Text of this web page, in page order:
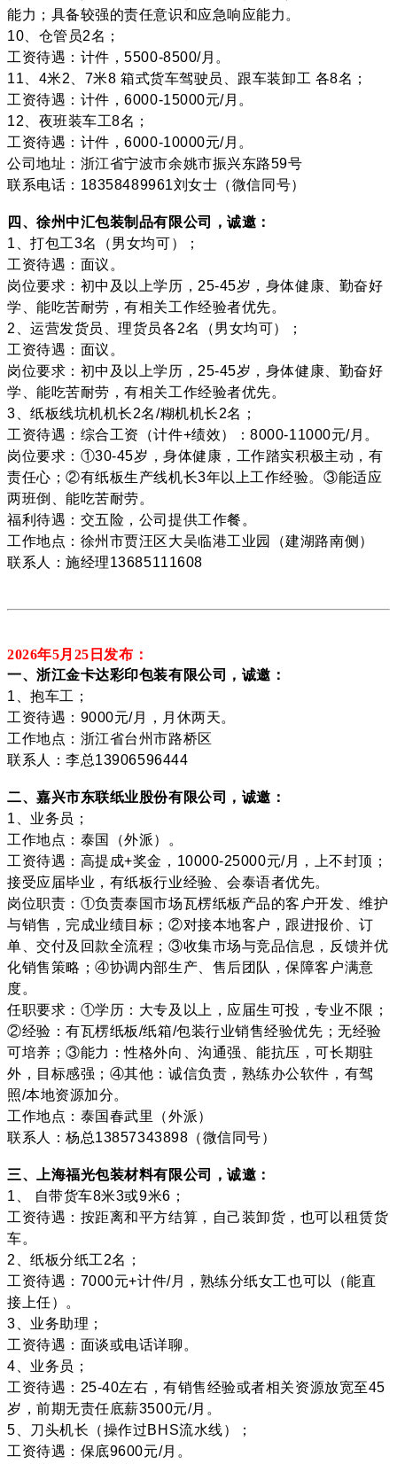
能力；具备较强的责任意识和应急响应能力。
10、仓管员2名；
工资待遇：计件，5500-8500/月。
11、4米2、7米8 箱式货车驾驶员、跟车装卸工 各8名；
工资待遇：计件，6000-15000元/月。
12、夜班装车工8名；
工资待遇：计件，6000-10000元/月。
公司地址：浙江省宁波市余姚市振兴东路59号
联系电话：18358489961刘女士（微信同号）
四、徐州中汇包装制品有限公司，诚邀：
1、打包工3名（男女均可）；
工资待遇：面议。
岗位要求：初中及以上学历，25-45岁，身体健康、勤奋好
学、能吃苦耐劳，有相关工作经验者优先。
2、运营发货员、理货员各2名（男女均可）；
工资待遇：面议。
岗位要求：初中及以上学历，25-45岁，身体健康、勤奋好
学、能吃苦耐劳，有相关工作经验者优先。
3、纸板线坑机机长2名/糊机机长2名；
工资待遇：综合工资（计件+绩效）：8000-11000元/月。
岗位要求：①30-45岁，身体健康，工作踏实积极主动，有
责任心；②有纸板生产线机长3年以上工作经验。③能适应
两班倒、能吃苦耐劳。
福利待遇：交五险，公司提供工作餐。
工作地点：徐州市贾汪区大吴临港工业园（建湖路南侧）
联系人：施经理13685111608
2026年5月25 日发布：
一、浙江金卡达彩印包装有限公司，诚邀：
1、抱车工；
工资待遇：9000元/月，月休两天。
工作地点：浙江省台州市路桥区
联系人：李总13906596444
二、嘉兴市东联纸业股份有限公司，诚邀：
1、业务员；
工作地点：泰国（外派）。
工资待遇：高提成+奖金，10000-25000元/月，上不封顶；
接受应届毕业，有纸板行业经验、会泰语者优先。
岗位职责：①负责泰国市场瓦楞纸板产品的客户开发、维护
与销售，完成业绩目标；②对接本地客户，跟进报价、订
单、交付及回款全流程；③收集市场与竞品信息，反馈并优
化销售策略；④协调内部生产、售后团队，保障客户满意
度。
任职要求：①学历：大专及以上，应届生可投，专业不限；
②经验：有瓦楞纸板/纸箱/包装行业销售经验优先；无经验
可培养；③能力：性格外向、沟通强、能抗压，可长期驻
外，目标感强；④其他：诚信负责，熟练办公软件，有驾
照/本地资源加分。
工作地点：泰国春武里（外派）
联系人：杨总13857343898（微信同号）
三、上海福光包装材料有限公司，诚邀：
1、 自带货车8米3或9米6；
工资待遇：按距离和平方结算，自己装卸货，也可以租赁货
车。
2、纸板分纸工2名；
工资待遇：7000元+计件/月，熟练分纸女工也可以（能直
接上任）。
3、业务助理；
工资待遇：面谈或电话详聊。
4、业务员；
工资待遇：25-40左右，有销售经验或者相关资源放宽至45
岁，前期无责任底薪3500元/月。
5、刀头机长（操作过BHS流水线）；
工资待遇：保底9600元/月。